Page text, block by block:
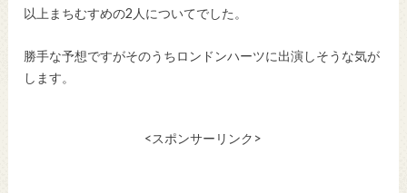
以上まちむすめの2人についてでした。
勝手な予想ですがそのうちロンドンハーツに出演しそうな気が
します。
<スポンサーリンク>